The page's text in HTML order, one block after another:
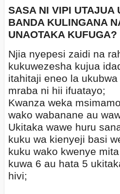
SASA NI VIPI UTAJUA
BANDA KULINGANA
UNAOTAKA KUFUGA?
Njia nyepesi zaidi na
kukuwezesha kujua
itahitaji eneo la
mraba ni hii ifuatayo;
Kwanza weka
wako wabanane au
Ukitaka wawe huru
kuku wa kienyeji basi
kuku wako kwenye
kuwa 6 au hata 5
hivi;